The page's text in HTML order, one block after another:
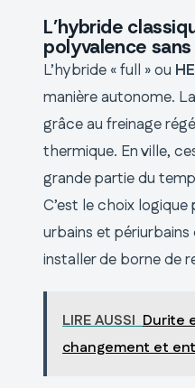
L’hybride
polyvalence
L’hybride « full » ou
manière autonome.
grâce au freinage
thermique. En ville,
grande partie du
C’est le choix
urbains et périurbains
installer de borne de
LIRE AUSSI Durite
changement et